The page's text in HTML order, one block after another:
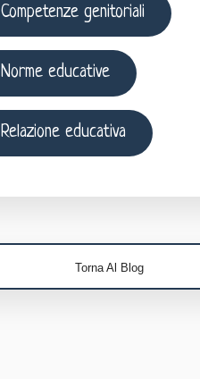
Competenze genitoriali
Norme educative
Relazione educativa
Torna Al Blog